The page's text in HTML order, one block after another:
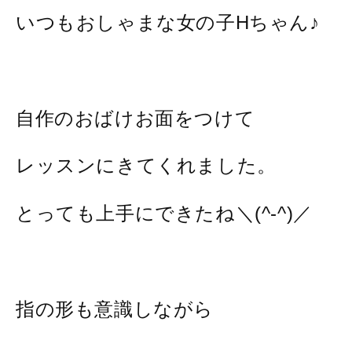
いつもおしゃまな女の子Hちゃん♪
自作のおばけお面をつけて
レッスンにきてくれました。
とっても上手にできたね＼(^-^)／
指の形も意識しながら